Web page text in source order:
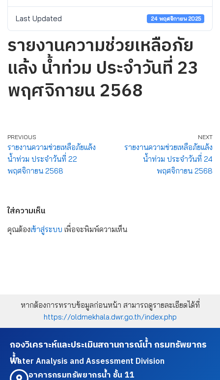
Last Updated 24 พฤศจิกายน 2025
รายงานความช่วยเหลือภัย
แล้ง น้ำท่วม ประจำวันที่ 23
พฤศจิกายน 2568
PREVIOUS
รายงานความช่วยเหลือภัยแล้ง
น้ำท่วม ประจำวันที่ 22
พฤศจิกายน 2568
NEXT
รายงานความช่วยเหลือภัยแล้ง
น้ำท่วม ประจำวันที่ 24
พฤศจิกายน 2568
ใส่ความเห็น
คุณต้องเข้าสู่ระบบ เพื่อจะพิมพ์ความเห็น
หากต้องการทราบข้อมูลก่อนหน้า สามารถดูรายละเอียดได้ที่
https://oldmekhala.dwr.go.th/index.php
กองวิเคราะห์และประเมินสถานการณ์น้ำ กรมทรัพยากร
น้ำ
Water Analysis and Assessment Division
อาคารกรมทรัพยากรน้ำ ชั้น 11